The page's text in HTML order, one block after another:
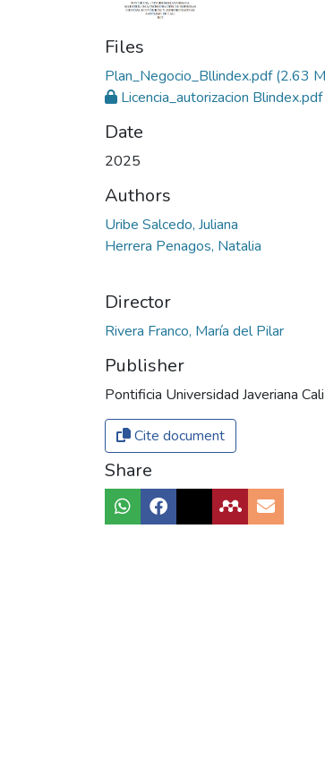
Files
Plan_Negocio_Bllindex.pdf(2.63
Licencia_autorizacion Blindex.pdf
Date
2025
Authors
Uribe Salcedo, Juliana
Herrera Penagos, Natalia
Director
Rivera Franco, María del Pilar
Publisher
Pontificia Universidad Javeriana Cali
Cite document
Share